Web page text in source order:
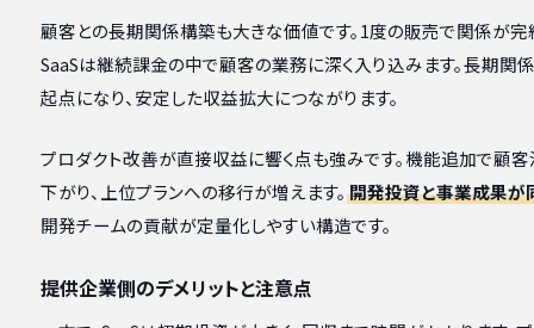
顧客との長期関係構築も大きな価値です。1度の販売で関係が完
SaaSは継続課金の中で顧客の業務に深く入り込みます。長期関
起点になり、安定した収益拡大につながります。
プロダクト改善が直接収益に響く点も強みです。機能追加で顧
下がり、上位プランへの移行が増えます。 開発投資と事業成果が
開発チームの貢献が定量化しやすい構造です。
提供企業側のデメリットと注意点